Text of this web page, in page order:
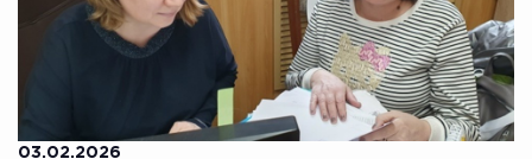
03.02.2026